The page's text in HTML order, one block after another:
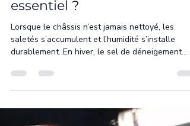
Laver le dessous de sa
voiture : un entretien
essentiel ?
saletés s’accumulent et l’humidité s’installe
durablement. En hiver, le sel de déneigement